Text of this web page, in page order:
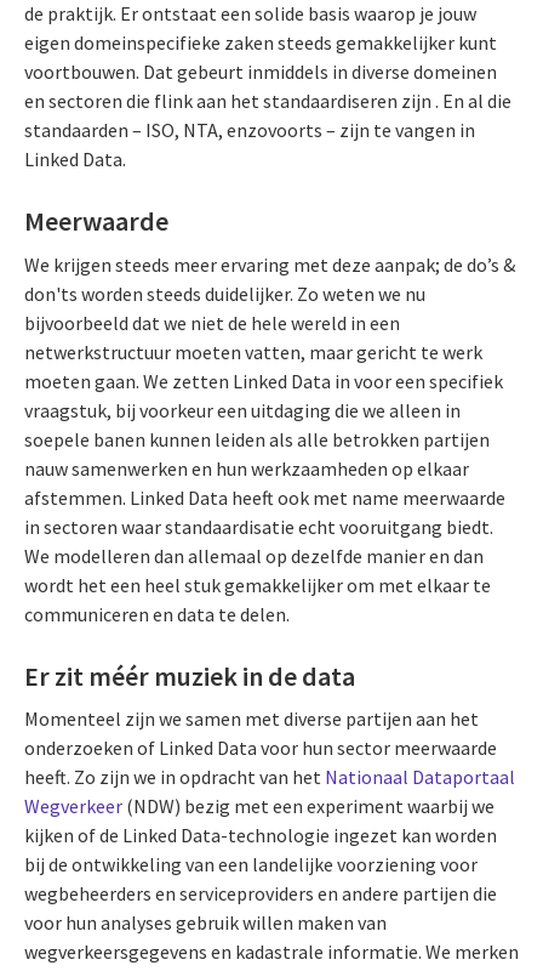
de praktijk. Er ontstaat een solide basis waarop je jouw
eigen domeinspecifieke zaken steeds gemakkelijker kunt
voortbouwen. Dat gebeurt inmiddels in diverse domeinen
en sectoren die flink aan het standaardiseren zijn . En al die
standaarden – ISO, NTA, enzovoorts – zijn te vangen in
Linked Data.
Meerwaarde
We krijgen steeds meer ervaring met deze aanpak; de do’s &
don'ts worden steeds duidelijker. Zo weten we nu
bijvoorbeeld dat we niet de hele wereld in een
netwerkstructuur moeten vatten, maar gericht te werk
moeten gaan. We zetten Linked Data in voor een specifiek
vraagstuk, bij voorkeur een uitdaging die we alleen in
soepele banen kunnen leiden als alle betrokken partijen
nauw samenwerken en hun werkzaamheden op elkaar
afstemmen. Linked Data heeft ook met name meerwaarde
in sectoren waar standaardisatie echt vooruitgang biedt.
We modelleren dan allemaal op dezelfde manier en dan
wordt het een heel stuk gemakkelijker om met elkaar te
communiceren en data te delen.
Er zit méér muziek in de data
Momenteel zijn we samen met diverse partijen aan het
onderzoeken of Linked Data voor hun sector meerwaarde
heeft. Zo zijn we in opdracht van het Nationaal Dataportaal
Wegverkeer (NDW) bezig met een experiment waarbij we
kijken of de Linked Data-technologie ingezet kan worden
bij de ontwikkeling van een landelijke voorziening voor
wegbeheerders en serviceproviders en andere partijen die
voor hun analyses gebruik willen maken van
wegverkeersgegevens en kadastrale informatie. We merken